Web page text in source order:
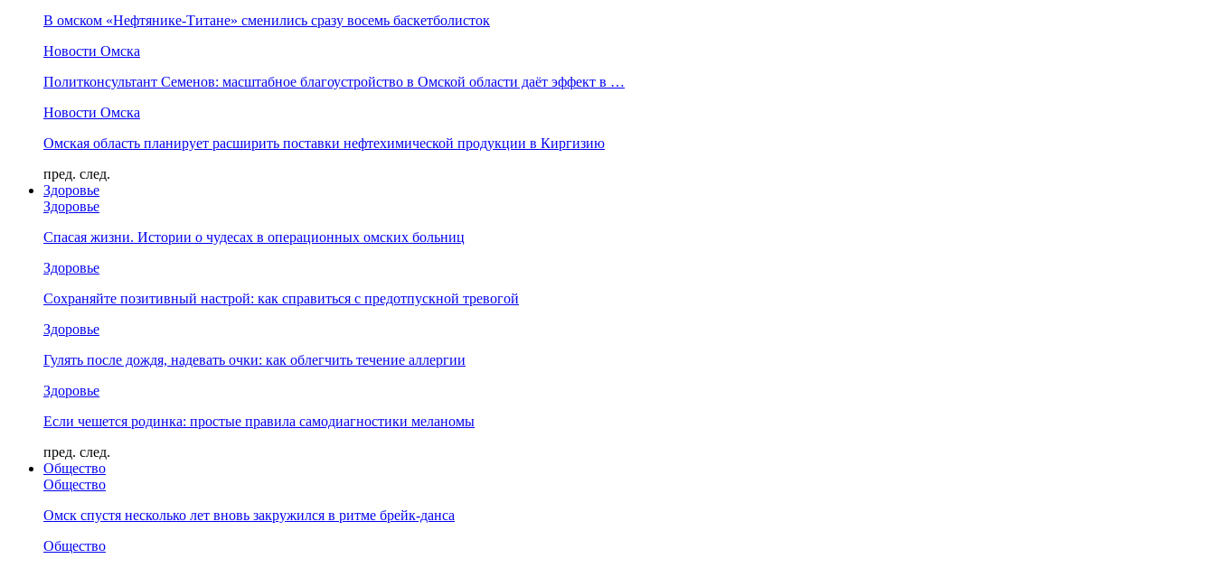
В омском «Нефтянике-Титане» сменились сразу восемь баскетболисток
Новости Омска
Политконсультант Семенов: масштабное благоустройство в Омской области даёт эффект в …
Новости Омска
Омская область планирует расширить поставки нефтехимической продукции в Киргизию
пред. след.
Здоровье
Здоровье
Спасая жизни. Истории о чудесах в операционных омских больниц
Здоровье
Сохраняйте позитивный настрой: как справиться с предотпускной тревогой
Здоровье
Гулять после дождя, надевать очки: как облегчить течение аллергии
Здоровье
Если чешется родинка: простые правила самодиагностики меланомы
пред. след.
Общество
Общество
Омск спустя несколько лет вновь закружился в ритме брейк-данса
Общество